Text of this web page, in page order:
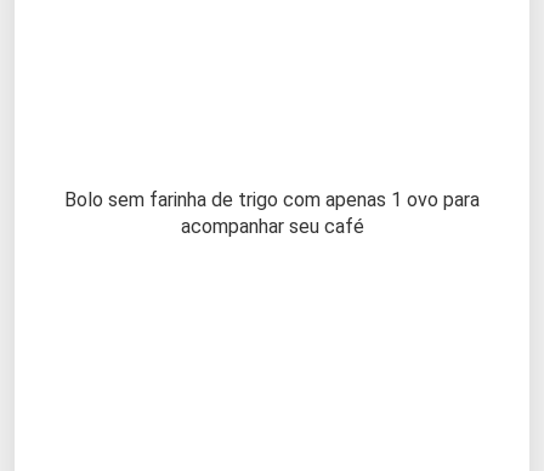
Bolo sem farinha de trigo com apenas 1 ovo para
acompanhar seu café